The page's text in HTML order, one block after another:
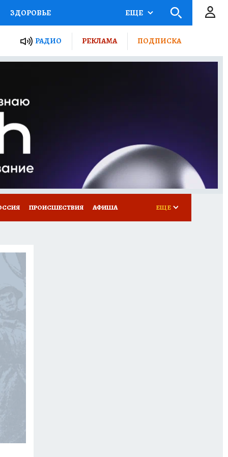
ЗДОРОВЬЕ
РОССИИ
ПУТЕВОДИТЕЛЬ
ПОТРЕБИТЕЛЯ
ЕЩЕ
РАДИО РЕКЛАМА ПОДПИСКА
ПРОИСШЕСТВИЯ АФИША ЕЩЕ